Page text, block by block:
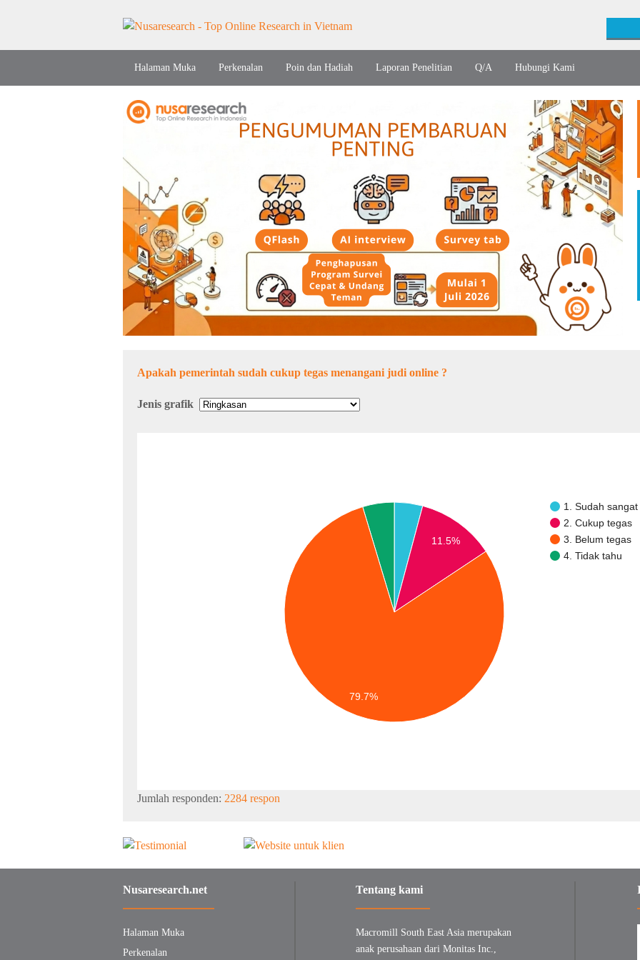
Halaman Muka Perkenalan Poin dan Hadiah Laporan Penelitian Q/A Hubungi Kami
Apakah pemerintah sudah cukup tegas menangani judi online ?
Jenis grafik
1. Sudah
2. Cukup tegas
3. Belum tegas
4. Tidak tahu
11.5%
79.7%
Jumlah responden: 2284 respon
Nusaresearch.net
Halaman Muka
Perkenalan
Tentang kami
Macromill South East Asia merupakan
anak perusahaan dari Monitas Inc.,